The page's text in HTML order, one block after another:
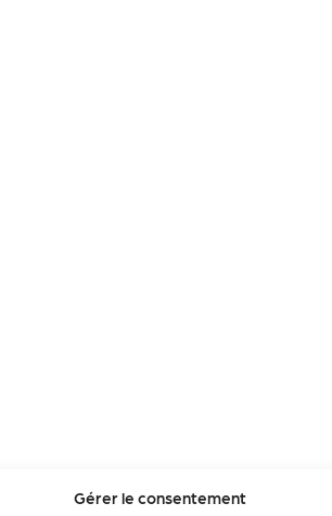
Gérer le consentement